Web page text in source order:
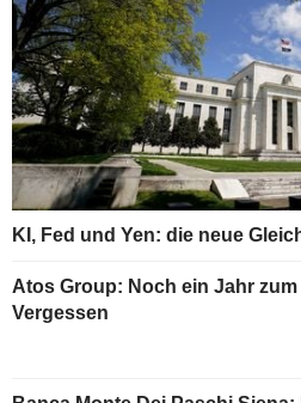
KI, Fed und Yen: die neue
Atos Group: Noch ein Jahr zum
Vergessen